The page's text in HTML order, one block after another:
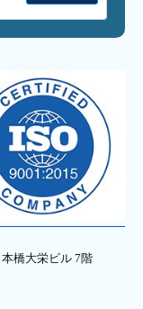
橋大栄ビル 7階